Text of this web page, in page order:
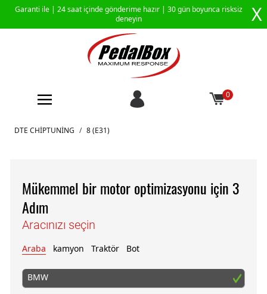
Garanti ile | 24 saat içinde gönderime hazır | 30 gün boyunca risksiz
deneyin
X
0
İçeriğe geç
DTE CHIPTUNING / 8 (E31)
Mükemmel bir motor optimizasyonu için 3
Adım
Aracınızı seçin
Araba kamyon Traktör Bot
BMW